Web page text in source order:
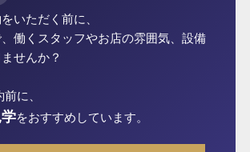
いただく前に、
働くスタッフやお店の雰囲気、設備
せんか？
に、
をおすすめしています。